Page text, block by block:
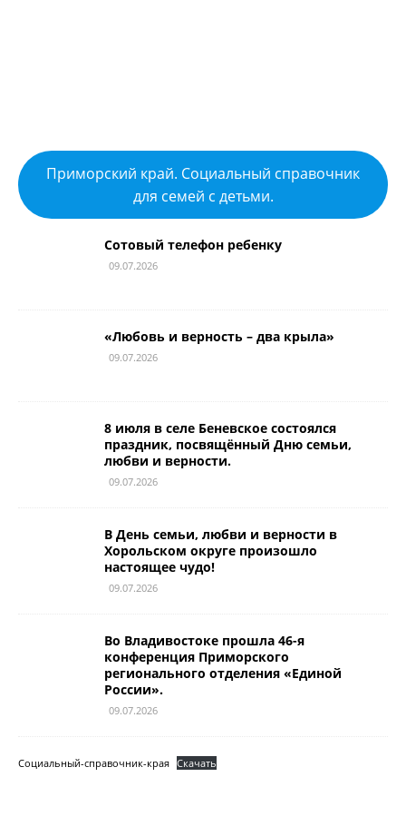
Приморский край. Социальный справочник
для семей с детьми.
Сотовый телефон ребенку
09.07.2026
«Любовь и верность – два крыла»
09.07.2026
8 июля в селе Беневское состоялся
праздник, посвящённый Дню семьи,
любви и верности.
09.07.2026
В День семьи, любви и верности в
Хорольском округе произошло
настоящее чудо!
09.07.2026
Во Владивостоке прошла 46-я
конференция Приморского
регионального отделения «Единой
России».
09.07.2026
Социальный-справочник-края Скачать